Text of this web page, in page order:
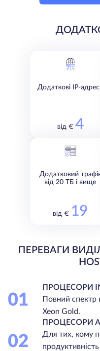
Додаткові IP-
від € 4
Додатковий
від 20 ТБ і вище
від € 19
ПЕРЕВАГИ
01
ПРОЦЕСОРИ
Повний спектр
Xeon Gold.
02
ПРОЦЕСОРИ
Для тих, кому